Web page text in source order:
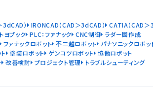
3dCAD） IRONCAD（CAD＞3dCAD） CATIA（CAD＞
ヨプック PLC：ファナック CNC制御 ラダー図作成
ファナックロボット 不二越ロボット パナソニックロボッ
塗装ロボット ゲンコツロボット 協働ロボット
改善検討 プロジェクト管理
トラブルシューティング